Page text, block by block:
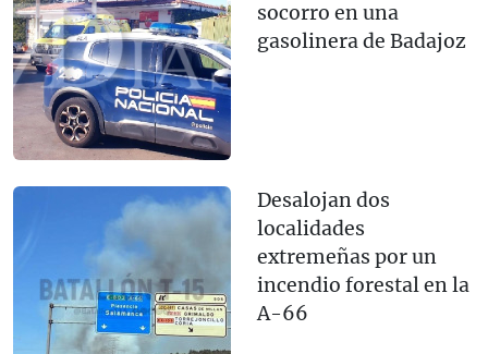
socorro en una
gasolinera de Badajoz
Desalojan dos
localidades
extremeñas por un
incendio forestal en la
A-66